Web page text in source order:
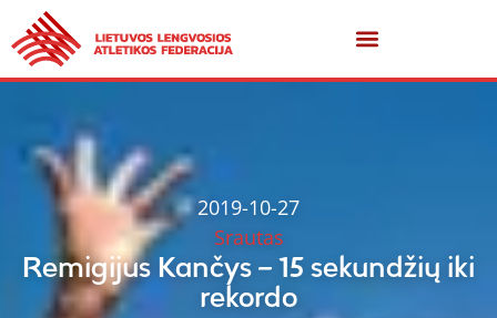
2019-10-27
Srautas
Remigijus Kančys – 15 sekundžių iki
rekordo